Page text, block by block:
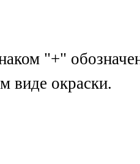
"+"
виде окраски.